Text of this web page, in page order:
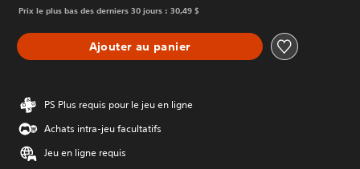
Prix le plus bas des derniers 30 jours : 30,49 $
Ajouter au panier
PS Plus requis pour le jeu en ligne
Achats intra-jeu facultatifs
Jeu en ligne requis